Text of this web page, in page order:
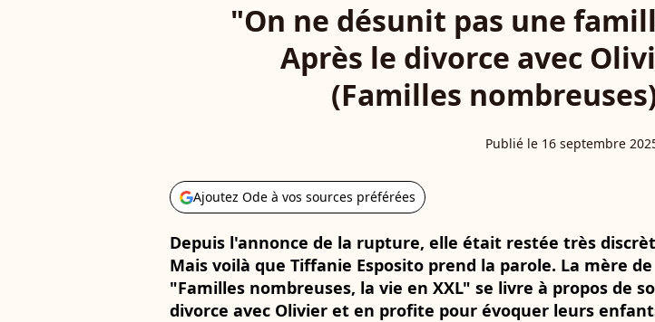
"On ne désunit pas une
Après le divorce avec
(Familles
Publié le 16 septembre
Ajoutez Ode à vos sources préférées
Depuis l'annonce de la rupture, elle était restée très
Mais voilà que Tiffanie Esposito prend la parole. La mère de
"Familles nombreuses, la vie en XXL" se livre à propos de
divorce avec Olivier et en profite pour évoquer leurs